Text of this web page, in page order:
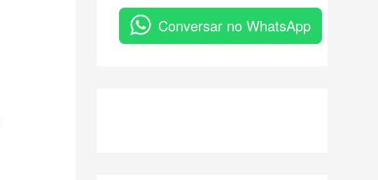
Conversar no WhatsApp